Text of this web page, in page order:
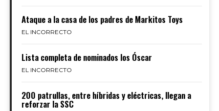
Ataque a la casa de los padres de Markitos Toys
EL INCORRECTO
Lista completa de nominados los Óscar
EL INCORRECTO
200 patrullas, entre híbridas y eléctricas, llegan a
reforzar la SSC